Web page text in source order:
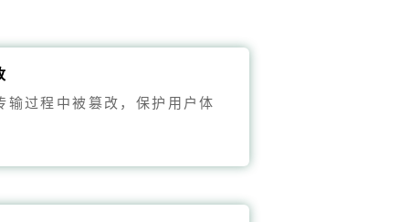
输过程中被篡改，保护用户体